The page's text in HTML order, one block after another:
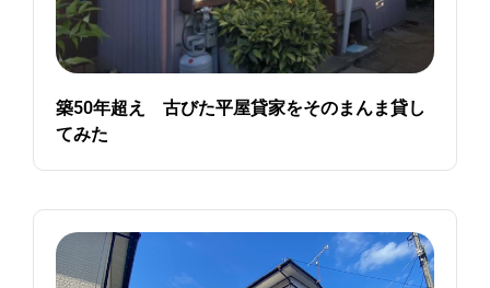
築50年超え 古びた平屋貸家をそのまんま貸し
てみた